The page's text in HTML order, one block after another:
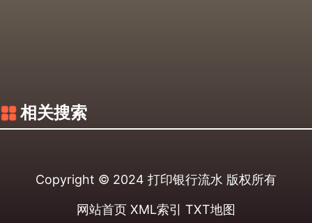
相关搜索
Copyright © 2024 打印银行流水 版权所有
网站首页 XML索引 TXT地图